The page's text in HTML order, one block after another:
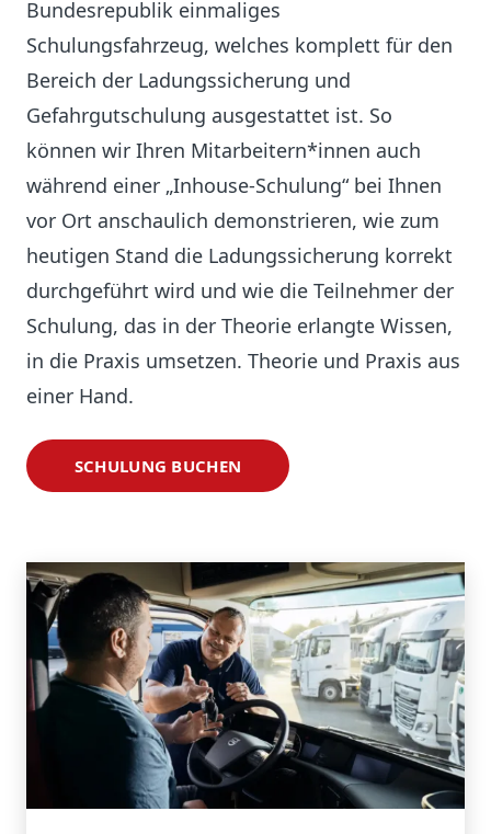
Bundesrepublik einmaliges
Schulungsfahrzeug, welches komplett für den
Bereich der Ladungssicherung und
Gefahrgutschulung ausgestattet ist. So
können wir Ihren Mitarbeitern*innen auch
während einer „Inhouse-Schulung“ bei Ihnen
vor Ort anschaulich demonstrieren, wie zum
heutigen Stand die Ladungssicherung korrekt
durchgeführt wird und wie die Teilnehmer der
Schulung, das in der Theorie erlangte Wissen,
in die Praxis umsetzen. Theorie und Praxis aus
einer Hand.
SCHULUNG BUCHEN